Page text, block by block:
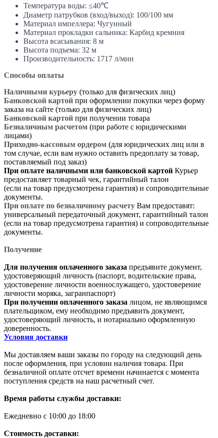
Температура воды: ≤40℃
Диаметр патрубков (вход/выход): 100/100 мм
Материал импеллера: Чугунный
Материал прокладки сальника: Карбид кремния
Высота всасывания: 8 м
Высота подъема: 32 м
Производительность: 1717 л/мин
Способы оплаты
Наличными курьеру (только для физических лиц)
Банковской картой при оформлении покупки через форму
заказа на сайте (только для физических лиц)
Банковской картой при получении товара
Безналичным расчетом (при работе с юридическими
лицами)
Приходно-кассовым ордером (для юридических лиц или в
том случае, если вам нужно оставить предоплату за товар,
поставляемый под заказ)
При оплате наличными или банковской картой Курьер
предоставляет товарный чек, гарантийный талон
(если на товар предусмотрена гарантия) и сопроводительные
документы.
При оплате по безналичному расчету Вам предоставят:
универсальный передаточный документ, гарантийный талон
(если на товар предусмотрена гарантия) и сопроводительные
документы.
Получение
Для получения оплаченного заказа предъявите документ,
удостоверяющий личность (паспорт, водительские права,
удостоверение личности военнослужащего, удостоверение
личности моряка, загранпаспорт)
При получении оплаченного заказа лицом, не являющимся
плательщиком, ему необходимо предъявить документ,
удостоверяющий личность, и нотариально оформленную
доверенность.
Условия доставки
Мы доставляем ваши заказы по городу на следующий день
после оформления, при условии наличия товара. При
безналичной оплате отсчет времени начинается с момента
поступления средств на наш расчетный счет.
Время работы службы доставки:
Ежедневно с 10:00 до 18:00
Стоимость доставки: